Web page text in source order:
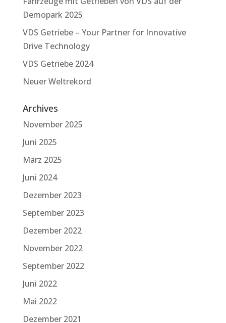
Demopark 2025
VDS Getriebe – Your Partner for Innovative
Drive Technology
VDS Getriebe 2024
Neuer Weltrekord
Archives
November 2025
Juni 2025
März 2025
Juni 2024
Dezember 2023
September 2023
Dezember 2022
November 2022
September 2022
Juni 2022
Mai 2022
Dezember 2021